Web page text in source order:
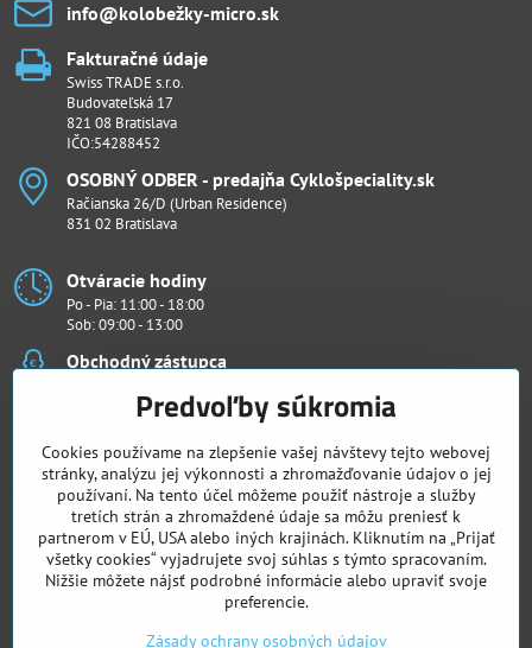
info​@kolobežky-micro​.sk
Fakturačné údaje
Swiss TRADE s.r.o.
Budovateľská 17
821 08 Bratislava
IČO:54288452
OSOBNÝ ODBER - predajňa Cyklošpeciality​.sk
Račianska 26/D (Urban Residence)
831 02 Bratislava
Otváracie hodiny
Po - Pia: 11:00 - 18:00
Sob: 09:00 - 13:00
Obchodný zástupca
Všetko k nákupu
Chcete vidieť naše novinky ako prví?
Sledujte nás
Facebook Instagram
Skladacie kolobežky
Predvoľby súkromia
Cookies používame na zlepšenie vašej návštevy tejto webovej
stránky, analýzu jej výkonnosti a zhromažďovanie údajov o jej
používaní. Na tento účel môžeme použiť nástroje a služby
tretích strán a zhromaždené údaje sa môžu preniesť k
partnerom v EÚ, USA alebo iných krajinách. Kliknutím na „Prijať
všetky cookies“ vyjadrujete svoj súhlas s týmto spracovaním.
Nižšie môžete nájsť podrobné informácie alebo upraviť svoje
preferencie.
Zásady ochrany osobných údajov